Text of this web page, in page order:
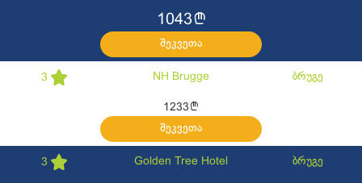
1043l
შეკვეთა
3 NH Brugge ბრუგე
1233 l
შეკვეთა
3 Golden Tree Hotel ბრუგე